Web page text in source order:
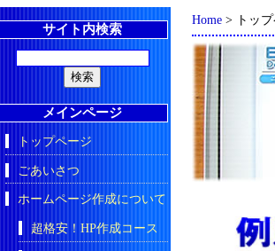
Home > トッ
サイト内検索
メインページ
トップページ
ごあいさつ
ホームページ作成について
超格安！HP作成コース